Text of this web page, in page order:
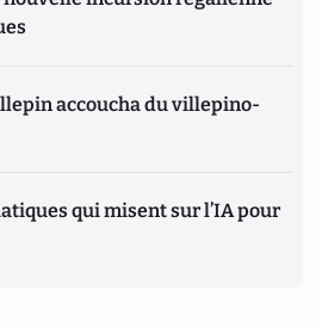
accoucha du villepino-
qui misent sur l’IA pour